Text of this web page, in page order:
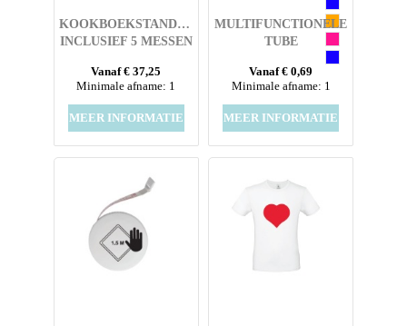
KOOKBOEKSTANDAARD
INCLUSIEF 5 MESSEN
Vanaf € 37,25
Minimale afname: 1
MEER INFORMATIE
MULTIFUNCTIONELE
TUBE
Vanaf € 0,69
Minimale afname: 1
MEER INFORMATIE